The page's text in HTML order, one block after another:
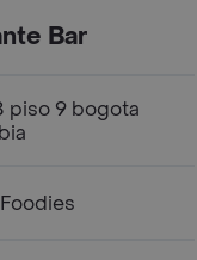
Bar
piso 9 bogota